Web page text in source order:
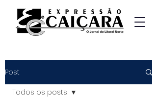
Post
Todos os posts